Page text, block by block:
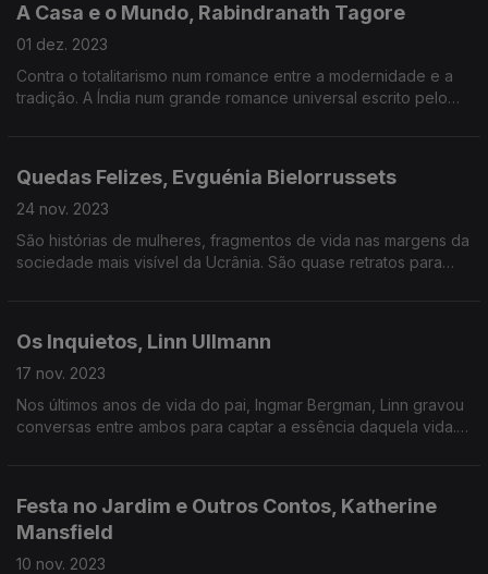
A Casa e o Mundo, Rabindranath Tagore
01 dez. 2023
Contra o totalitarismo num romance entre a modernidade e a
tradição. A Índia num grande romance universal escrito pelo
Quedas Felizes, Evguénia Bielorrussets
24 nov. 2023
São histórias de mulheres, fragmentos de vida nas margens da
sociedade mais visível da Ucrânia. São quase retratos para
Os Inquietos, Linn Ullmann
17 nov. 2023
Nos últimos anos de vida do pai, Ingmar Bergman, Linn gravou
conversas entre ambos para captar a essência daquela vida.
Festa no Jardim e Outros Contos, Katherine
Mansfield
10 nov. 2023